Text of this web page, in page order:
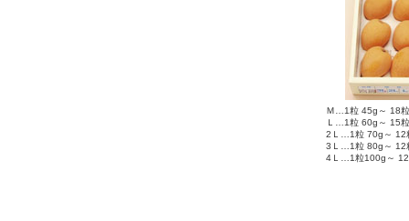
Ｍ…1粒 45g～ 18
Ｌ…1粒 60g～ 15
2Ｌ…1粒 70g～ 12
3Ｌ…1粒 80g～ 12
4Ｌ…1粒100g～